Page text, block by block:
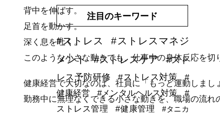
背中を伸ばす。
足首を動かす。
深く息を吐く。
このような小さな動きでも、仕事中の身体反応を
健康経営で大切なのは、社員に「もっと運動しま
勤務中に無理なくできる小さな動きを、職場の流れ
注目のキーワード
#ストレス
#ストレスマネジ
メント
#ストレスケア
#スト
レス予防研修
#ストレス対策
#
健康経営
#メンタルヘルス対策
#
ストレス管理
#健康管理
#タニカ